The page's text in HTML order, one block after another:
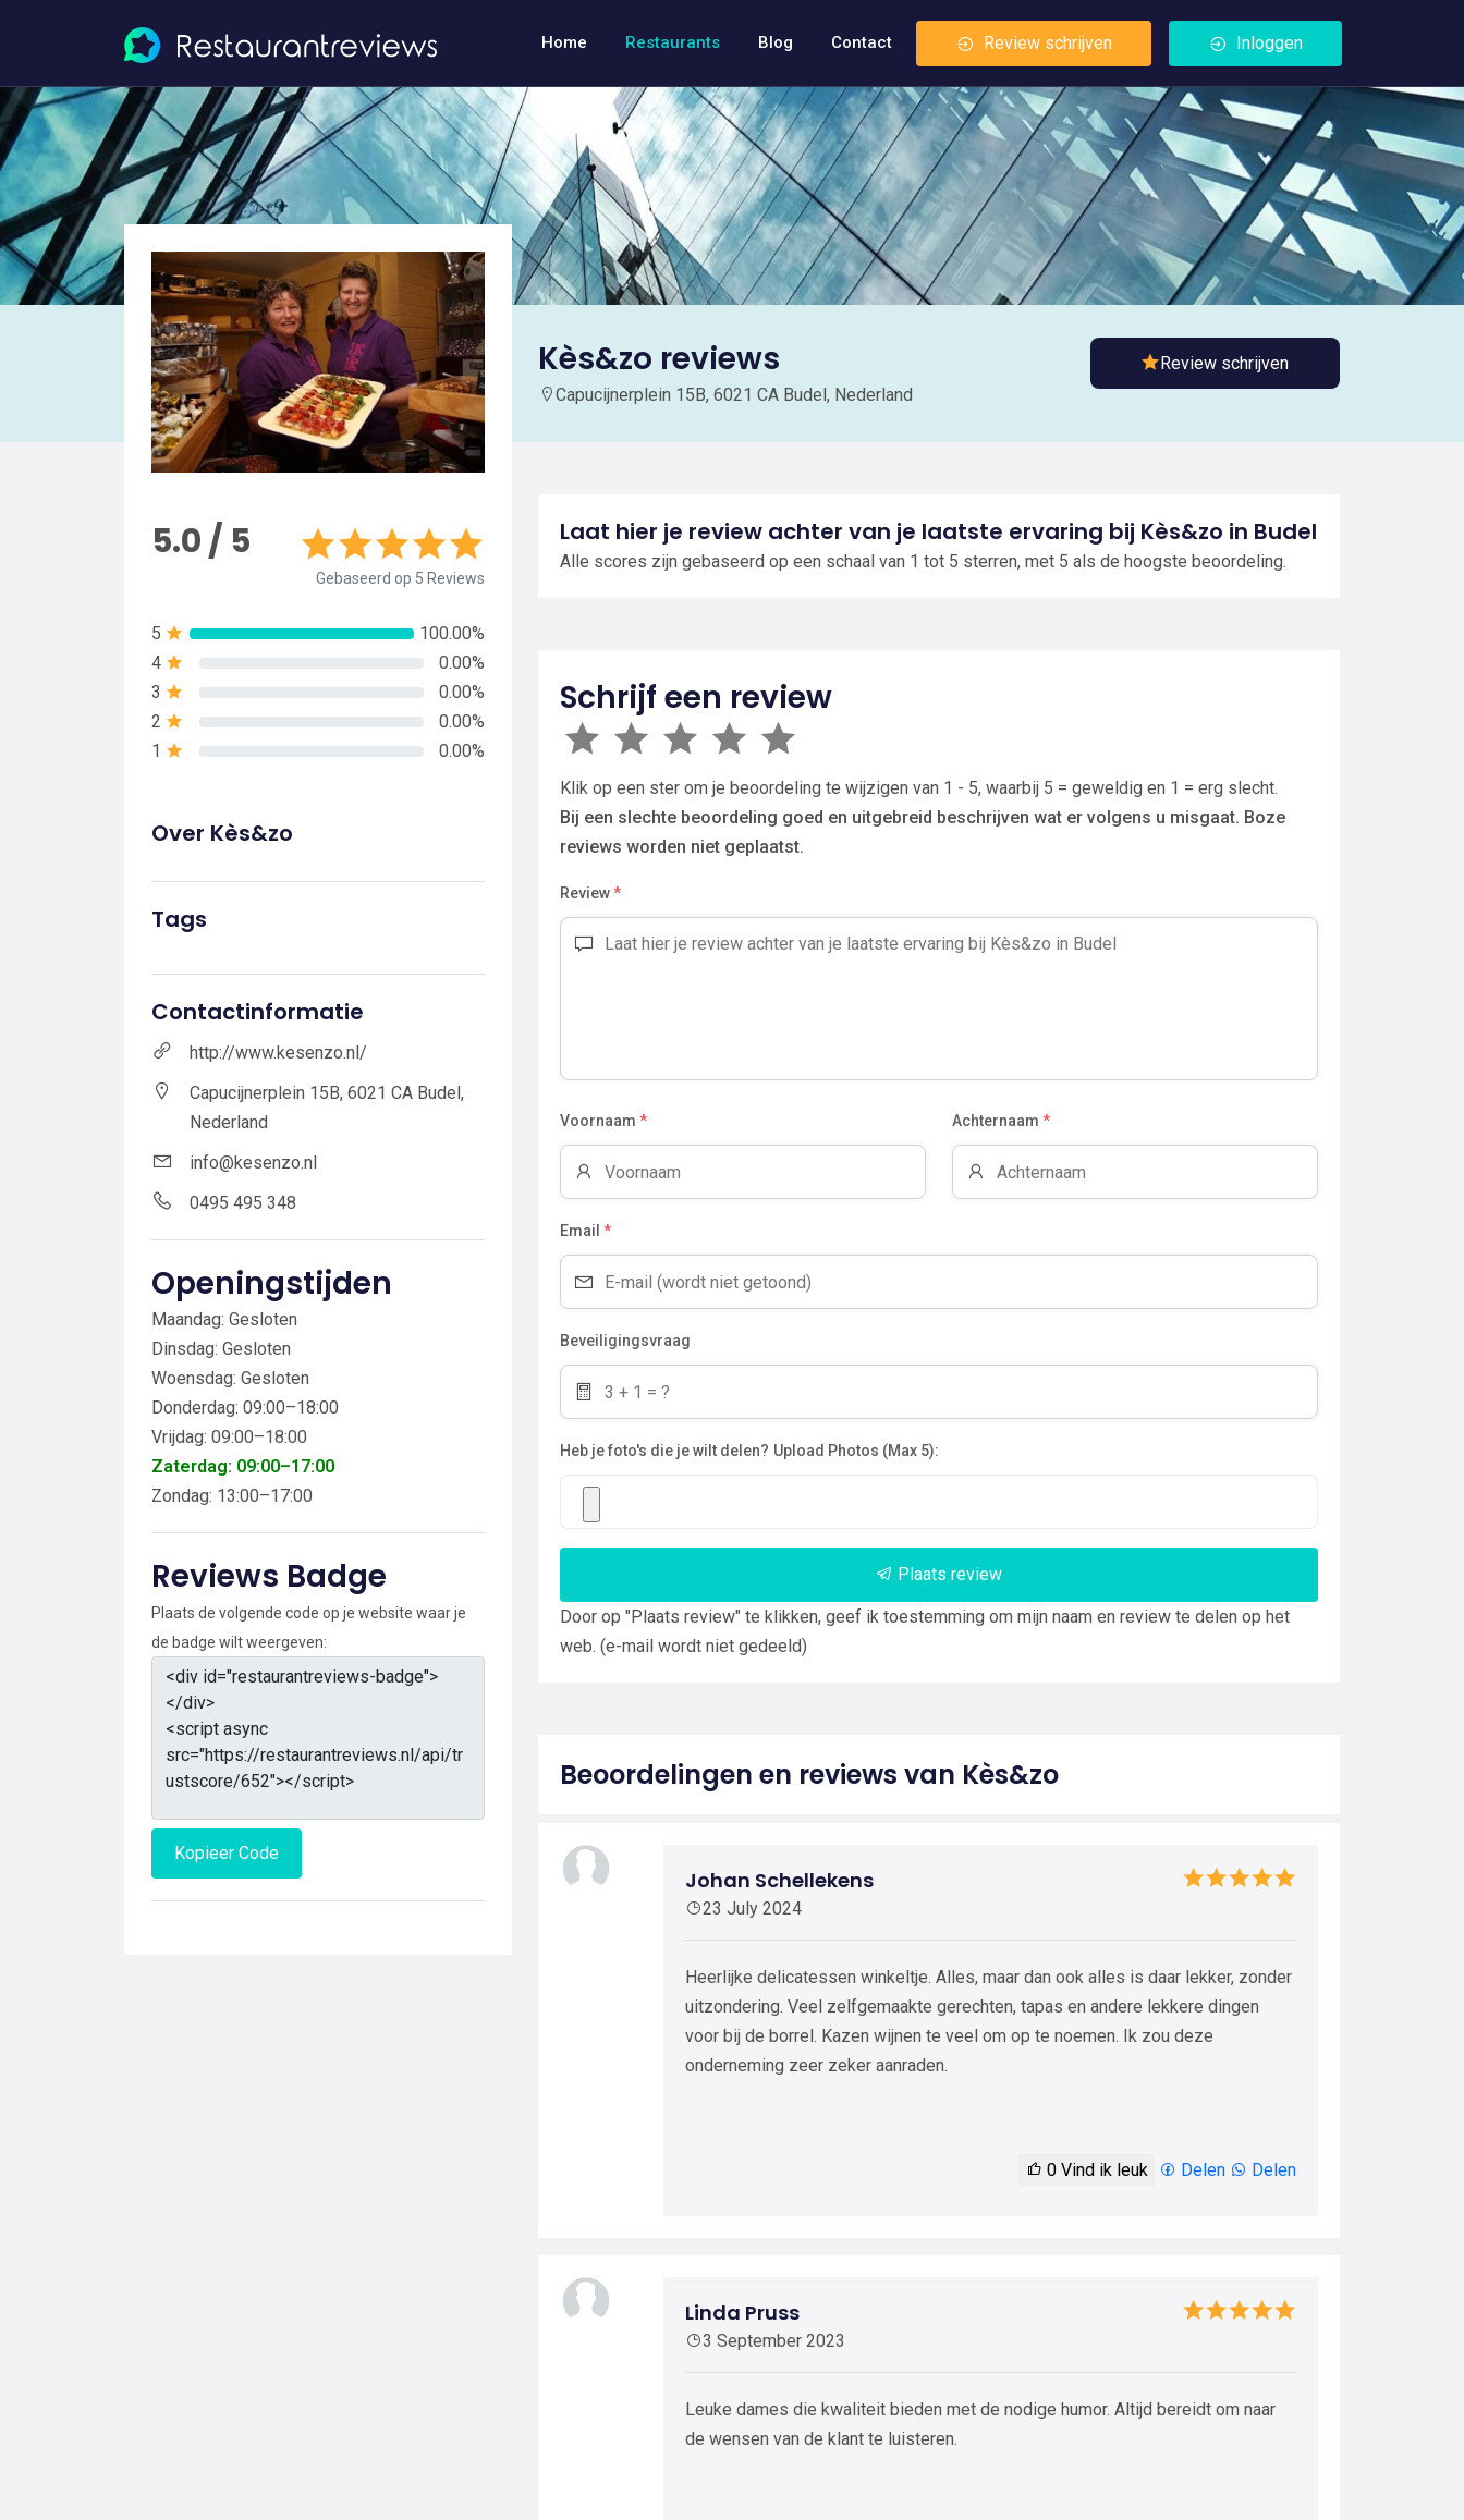
Home Restaurants Blog Contact Review schrijven Inloggen
Kès&zo reviews
Capucijnerplein 15B, 6021 CA Budel, Nederland
Review schrijven
5.0 / 5
Gebaseerd op 5 Reviews
5
100.00%
4
0.00%
3
0.00%
2
0.00%
1
0.00%
Over Kès&zo
Tags
Contactinformatie
http://www.kesenzo.nl/
Capucijnerplein 15B, 6021 CA Budel,
Nederland
info@kesenzo.nl
0495 495 348
Openingstijden
Maandag: Gesloten
Dinsdag: Gesloten
Woensdag: Gesloten
Donderdag: 09:00–18:00
Vrijdag: 09:00–18:00
Zaterdag: 09:00–17:00
Zondag: 13:00–17:00
Reviews Badge
Plaats de volgende code op je website waar je
de badge wilt weergeven:
Kopieer Code
Laat hier je review achter van je laatste ervaring bij Kès&zo in Budel
Alle scores zijn gebaseerd op een schaal van 1 tot 5 sterren, met 5 als de hoogste beoordeling.
Schrijf een review
Klik op een ster om je beoordeling te wijzigen van 1 - 5, waarbij 5 = geweldig en 1 = erg slecht.
Bij een slechte beoordeling goed en uitgebreid beschrijven wat er volgens u misgaat. Boze
reviews worden niet geplaatst.
Review*
Voornaam * Achternaam *
Email *
Beveiligingsvraag
Heb je foto's die je wilt delen? Upload Photos (Max 5):
Plaats review
Door op "Plaats review" te klikken, geef ik toestemming om mijn naam en review te delen op het
web. (e-mail wordt niet gedeeld)
Beoordelingen en reviews van Kès&zo
Johan Schellekens
23 July 2024
Heerlijke delicatessen winkeltje. Alles, maar dan ook alles is daar lekker, zonder
uitzondering. Veel zelfgemaakte gerechten, tapas en andere lekkere dingen
voor bij de borrel. Kazen wijnen te veel om op te noemen. Ik zou deze
onderneming zeer zeker aanraden.
0 Vind ik leuk Delen Delen
Linda Pruss
3 September 2023
Leuke dames die kwaliteit bieden met de nodige humor. Altijd bereidt om naar
de wensen van de klant te luisteren.